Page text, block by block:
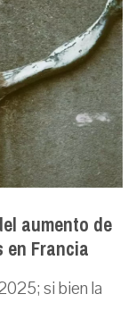
aumento de
Francia
si bien la